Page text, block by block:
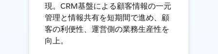
現。CRM基盤による顧客情報の一元
管理と情報共有を短期間で進め、顧
客の利便性、運営側の業務生産性を
向上。